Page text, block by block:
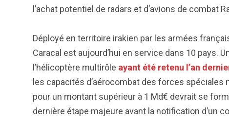
l’achat potentiel de radars et d’avions de combat
Déployé en territoire irakien par les armées
Caracal est aujourd’hui en service dans 10 pays.
l’hélicoptère multirôle ayant été retenu l’an
les capacités d’aérocombat des forces
pour un montant supérieur à 1 Md€ devrait se
dernière étape majeure avant la notification d’un